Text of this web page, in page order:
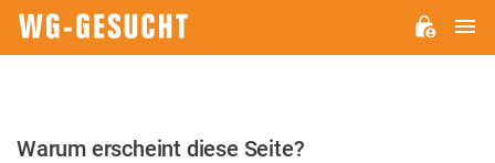
Bitte
Warum erscheint diese Seite?